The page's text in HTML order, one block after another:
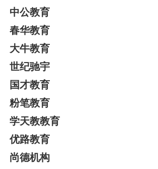
中公教育
春华教育
大牛教育
世纪驰宇
国才教育
粉笔教育
学天教教育
优路教育
尚德机构